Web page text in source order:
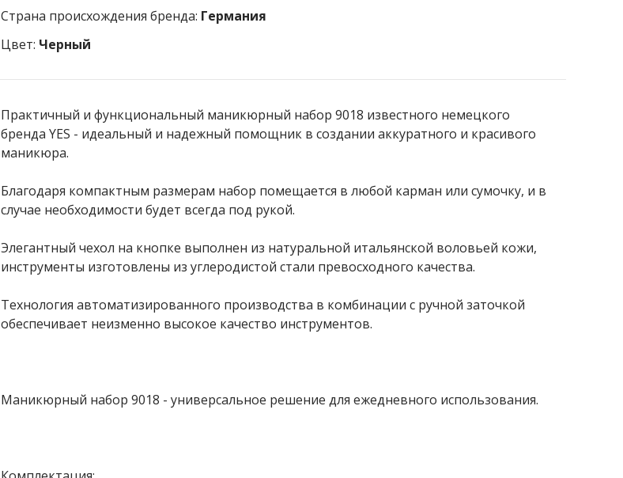
Страна происхождения бренда: Германия
Цвет: Черный
Практичный и функциональный маникюрный набор 9018 известного немецкого
бренда YES - идеальный и надежный помощник в создании аккуратного и красивого
маникюра.
Благодаря компактным размерам набор помещается в любой карман или сумочку, и в
случае необходимости будет всегда под рукой.
Элегантный чехол на кнопке выполнен из натуральной итальянской воловьей кожи,
инструменты изготовлены из углеродистой стали превосходного качества.
Технология автоматизированного производства в комбинации с ручной заточкой
обеспечивает неизменно высокое качество инструментов.
Маникюрный набор 9018 - универсальное решение для ежедневного использования.